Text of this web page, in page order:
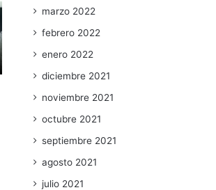
marzo 2022
febrero 2022
enero 2022
diciembre 2021
noviembre 2021
octubre 2021
septiembre 2021
agosto 2021
julio 2021